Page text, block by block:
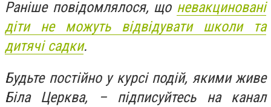
Раніше повідомлялося, що невакциновані
діти не можуть відвідувати школи та
дитячі садки.
Будьте постійно у курсі подій, якими живе
Біла Церква, – підписуйтесь на канал